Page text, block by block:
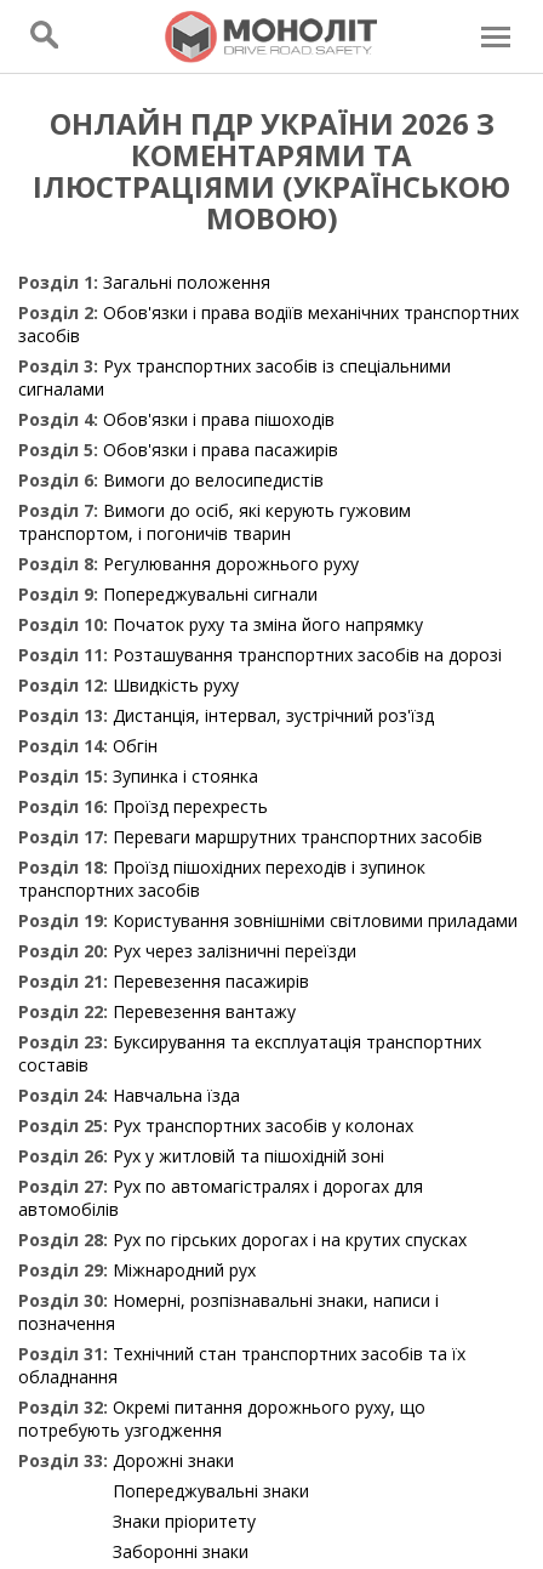
ОНЛАЙН ПДР УКРАЇНИ 2026 З
КОМЕНТАРЯМИ ТА
ІЛЮСТРАЦІЯМИ (УКРАЇНСЬКОЮ
МОВОЮ)
Розділ 1: Загальні положення
Розділ 2: Обов'язки і права водіїв механічних транспортних
засобів
Розділ 3: Рух транспортних засобів із спеціальними
сигналами
Розділ 4: Обов'язки і права пішоходів
Розділ 5: Обов'язки і права пасажирів
Розділ 6: Вимоги до велосипедистів
Розділ 7: Вимоги до осіб, які керують гужовим
транспортом, і погоничів тварин
Розділ 8: Регулювання дорожнього руху
Розділ 9: Попереджувальні сигнали
Розділ 10: Початок руху та зміна його напрямку
Розділ 11: Розташування транспортних засобів на дорозі
Розділ 12: Швидкість руху
Розділ 13: Дистанція, інтервал, зустрічний роз'їзд
Розділ 14: Обгін
Розділ 15: Зупинка і стоянка
Розділ 16: Проїзд перехресть
Розділ 17: Переваги маршрутних транспортних засобів
Розділ 18: Проїзд пішохідних переходів і зупинок
транспортних засобів
Розділ 19: Користування зовнішніми світловими приладами
Розділ 20: Рух через залізничні переїзди
Розділ 21: Перевезення пасажирів
Розділ 22: Перевезення вантажу
Розділ 23: Буксирування та експлуатація транспортних
составів
Розділ 24: Навчальна їзда
Розділ 25: Рух транспортних засобів у колонах
Розділ 26: Рух у житловій та пішохідній зоні
Розділ 27: Рух по автомагістралях і дорогах для
автомобілів
Розділ 28: Рух по гірських дорогах і на крутих спусках
Розділ 29: Міжнародний рух
Розділ 30: Номерні, розпізнавальні знаки, написи і
позначення
Розділ 31: Технічний стан транспортних засобів та їх
обладнання
Розділ 32: Окремі питання дорожнього руху, що
потребують узгодження
Розділ 33: Дорожні знаки
Попереджувальні знаки
Знаки пріоритету
Заборонні знаки